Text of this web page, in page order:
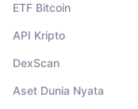
ETF Bitcoin
API Kripto
DexScan
Aset Dunia Nyata